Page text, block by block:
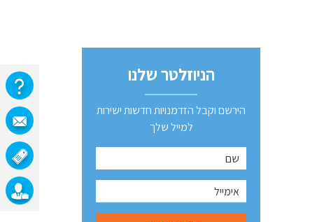
הניוזלטר שלנו
הירשם וקבל הזדמנויות חדשות ישירות
למייל שלך